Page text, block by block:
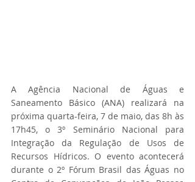
A Agência Nacional de Águas e
Saneamento Básico (ANA) realizará na
próxima quarta-feira, 7 de maio, das 8h às
17h45, o 3º Seminário Nacional para
Integração da Regulação de Usos de
Recursos Hídricos. O evento acontecerá
durante o 2º Fórum Brasil das Águas no